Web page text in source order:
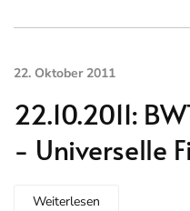
22. Oktober 2011
22.10.2011:
- Universelle
Weiterlesen